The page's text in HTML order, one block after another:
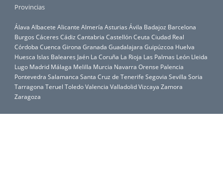
Provincias
Álava Albacete Alicante Almería Asturias Ávila Badajoz Barcelona
Burgos Cáceres Cádiz Cantabria CastellónCeuta Ciudad Real
Córdoba Cuenca Girona Granada Guadalajara Guipúzcoa Huelva
Huesca Islas Baleares Jaén La Coruña La Rioja Las Palmas León Lleida
Lugo Madrid Málaga Melilla Murcia Navarra Orense Palencia
Pontevedra Salamanca Santa Cruz de Tenerife Segovia Sevilla Soria
Tarragona Teruel ToledoValencia ValladolidVizcaya Zamora
Zaragoza